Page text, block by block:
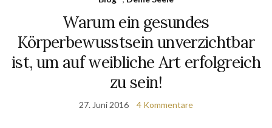
Warum ein gesundes
Körperbewusstsein unverzichtbar
ist, um auf weibliche Art erfolgreich
zu sein!
27. Juni 2016 4 Kommentare